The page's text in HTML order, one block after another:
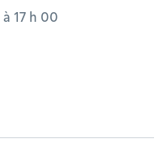
à 17 h 00